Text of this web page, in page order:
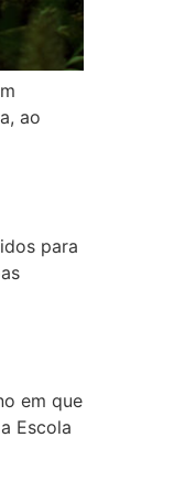
ao
para
em que
Escola